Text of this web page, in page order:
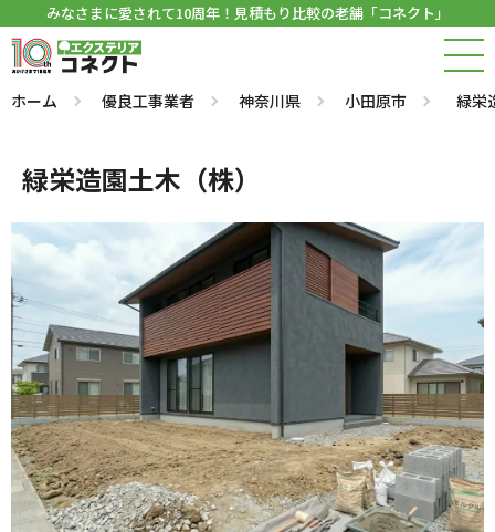
みなさまに愛されて10周年！見積もり比較の老舗「コネクト」
ホーム 優良工事業者 神奈川県 小田原市 緑栄
緑栄造園土木（株）